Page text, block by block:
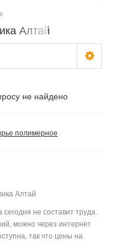
Алтай
не найдено
полимерное
Алтай
не составит труда.
можно через интернет
так что цены на